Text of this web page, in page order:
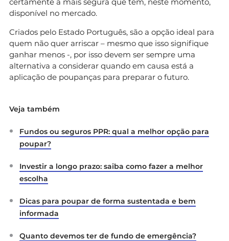
disponível no mercado.
Criados pelo Estado Português, são a opção ideal para
quem não quer arriscar – mesmo que isso signifique
ganhar menos -, por isso devem ser sempre uma
alternativa a considerar quando em causa está a
aplicação de poupanças para preparar o futuro.
Veja também
Fundos ou seguros PPR: qual a melhor opção para
poupar?
Investir a longo prazo: saiba como fazer a melhor
escolha
Dicas para poupar de forma sustentada e bem
informada
Quanto devemos ter de fundo de emergência?